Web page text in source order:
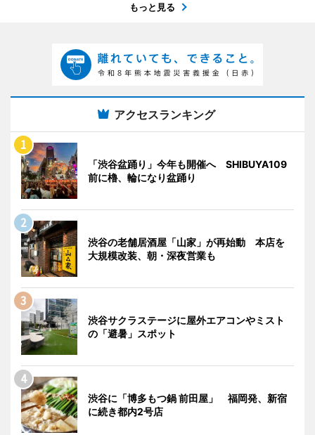
もっと見る
アクセスランキング
「渋谷盆踊り」今年も開催へ SHIBUYA109
前に櫓、輪になり盆踊り
渋谷の老舗居酒屋「山家」が再始動 本店を
大規模改装、朝・深夜営業も
渋谷サクラステージに屋外エアコンやミスト
の「避暑」スポット
渋谷に「博多もつ鍋 前田屋」 福岡発、新宿
に続き都内2号店